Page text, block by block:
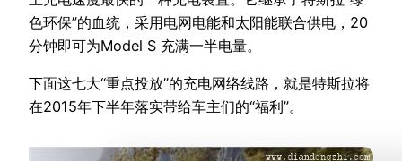
色环保”的血统，采用电网电能和太阳能联合供电，20
分钟即可为Model S 充满一半电量。
下面这七大“重点投放”的充电网络线路，就是特斯拉将
在2015年下半年落实带给车主们的“福利”。